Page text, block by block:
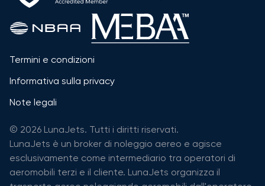
Termini e condizioni
Informativa sulla privacy
Note legali
© 2026 LunaJets. Tutti i diritti riservati.
LunaJets è un broker di noleggio aereo e agisce
esclusivamente come intermediario tra operatori di
aeromobili terzi e il cliente. LunaJets organizza il